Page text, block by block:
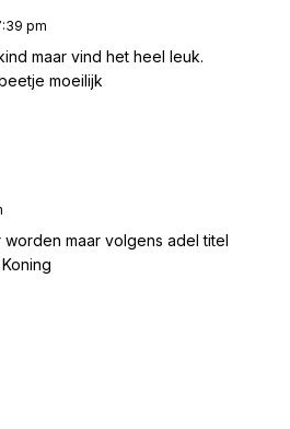
pm
maar vind het heel leuk.
moeilijk
maar volgens adel titel